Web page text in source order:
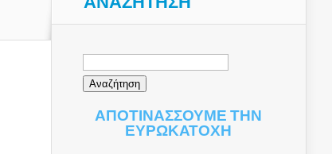
Αναζήτηση
ΑΠΟΤΙΝΑΣΣΟΥΜΕ ΤΗΝ
ΕΥΡΩΚΑΤΟΧΗ